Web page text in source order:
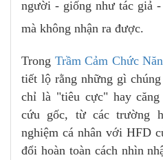
người - giống như tác giả
mà không nhận ra được.
Trong Trầm Cảm Chức
tiết lộ rằng những gì
chỉ là "tiêu cực" hay căng
cứu gốc, từ các trường
nghiệm cá nhân với HFD
đổi hoàn toàn cách nhìn